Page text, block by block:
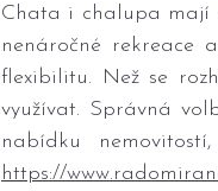
Chata i chalupa mají
nenáročné rekreace
flexibilitu. Než se
využívat. Správná
https://